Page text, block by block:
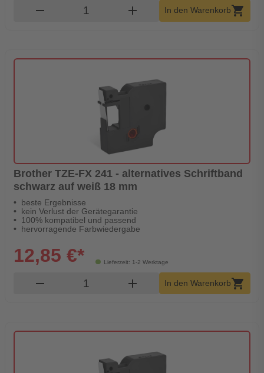
remove Produkt Warenkorb Menge
add In den Warenkorbshopping_cart
Brother TZE-FX 241 - alternatives Schriftband
schwarz auf weiß 18 mm
beste Ergebnisse
kein Verlust der Gerätegarantie
100% kompatibel und passend
hervorragende Farbwiedergabe
Lieferzeit: 1-2 Werktage
12,85 €*
remove Produkt Warenkorb Menge
add In den Warenkorbshopping_cart